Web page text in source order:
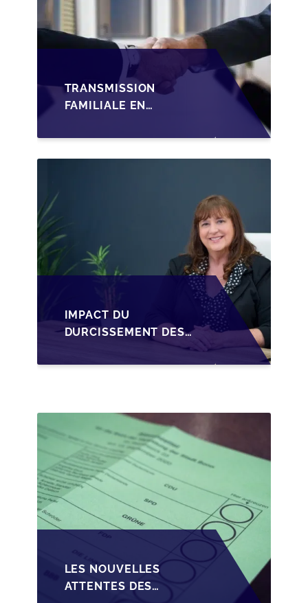
TRANSMISSION
FAMILIALE EN
STRUCTURER LA
CESSION DES PARTS
IMPACT DU
DURCISSEMENT DES
CRÉDIT SUR LA
LES NOUVELLES
ATTENTES DES